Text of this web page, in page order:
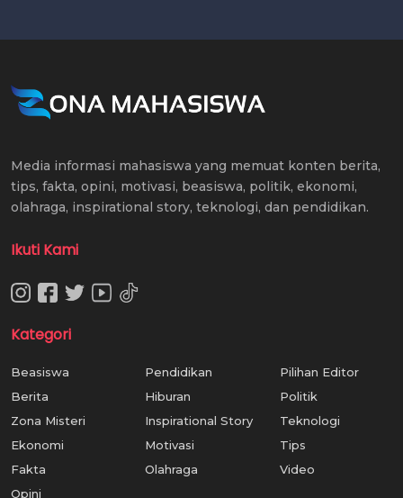
Media informasi mahasiswa yang memuat konten berita,
tips, fakta, opini, motivasi, beasiswa, politik, ekonomi,
olahraga, inspirational story, teknologi, dan pendidikan.
Ikuti Kami
Kategori
Beasiswa
Berita
Zona Misteri
Ekonomi
Fakta
Opini
Pendidikan
Hiburan
Inspirational Story
Motivasi
Olahraga
Pilihan Editor
Politik
Teknologi
Tips
Video